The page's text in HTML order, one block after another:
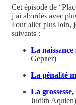
Cet épisode de
j’ai abordés avec
Pour aller plus loin,
suivants :
La naissance
Gepner)
La pénalité
La
Judith Aquien)